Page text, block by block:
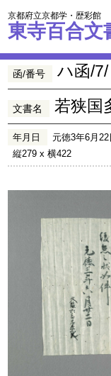
京都府立京都学・歴彩館
東寺百合文
函/番号 ハ函/7/
文書名 若狭国
年月日 元徳3年6月22
縦279 x 横422